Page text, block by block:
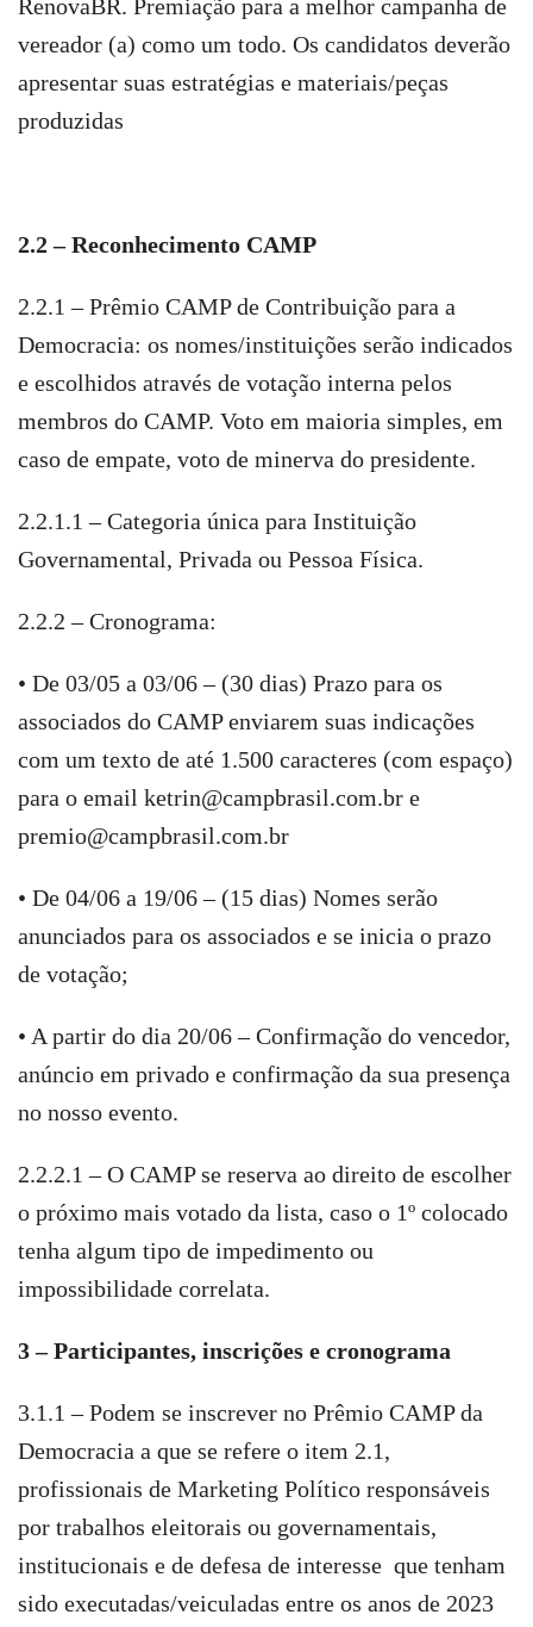
RenovaBR. Premiação para a melhor campanha de
vereador (a) como um todo. Os candidatos deverão
apresentar suas estratégias e materiais/peças
produzidas
2.2 – Reconhecimento CAMP
2.2.1 – Prêmio CAMP de Contribuição para a
Democracia: os nomes/instituições serão indicados
e escolhidos através de votação interna pelos
membros do CAMP. Voto em maioria simples, em
caso de empate, voto de minerva do presidente.
2.2.1.1 – Categoria única para Instituição
Governamental, Privada ou Pessoa Física.
2.2.2 – Cronograma:
• De 03/05 a 03/06 – (30 dias) Prazo para os
associados do CAMP enviarem suas indicações
com um texto de até 1.500 caracteres (com espaço)
para o email ketrin@campbrasil.com.br e
premio@campbrasil.com.br
• De 04/06 a 19/06 – (15 dias) Nomes serão
anunciados para os associados e se inicia o prazo
de votação;
• A partir do dia 20/06 – Confirmação do vencedor,
anúncio em privado e confirmação da sua presença
no nosso evento.
2.2.2.1 – O CAMP se reserva ao direito de escolher
o próximo mais votado da lista, caso o 1º colocado
tenha algum tipo de impedimento ou
impossibilidade correlata.
3 – Participantes, inscrições e cronograma
3.1.1 – Podem se inscrever no Prêmio CAMP da
Democracia a que se refere o item 2.1,
profissionais de Marketing Político responsáveis
por trabalhos eleitorais ou governamentais,
institucionais e de defesa de interesse que tenham
sido executadas/veiculadas entre os anos de 2023